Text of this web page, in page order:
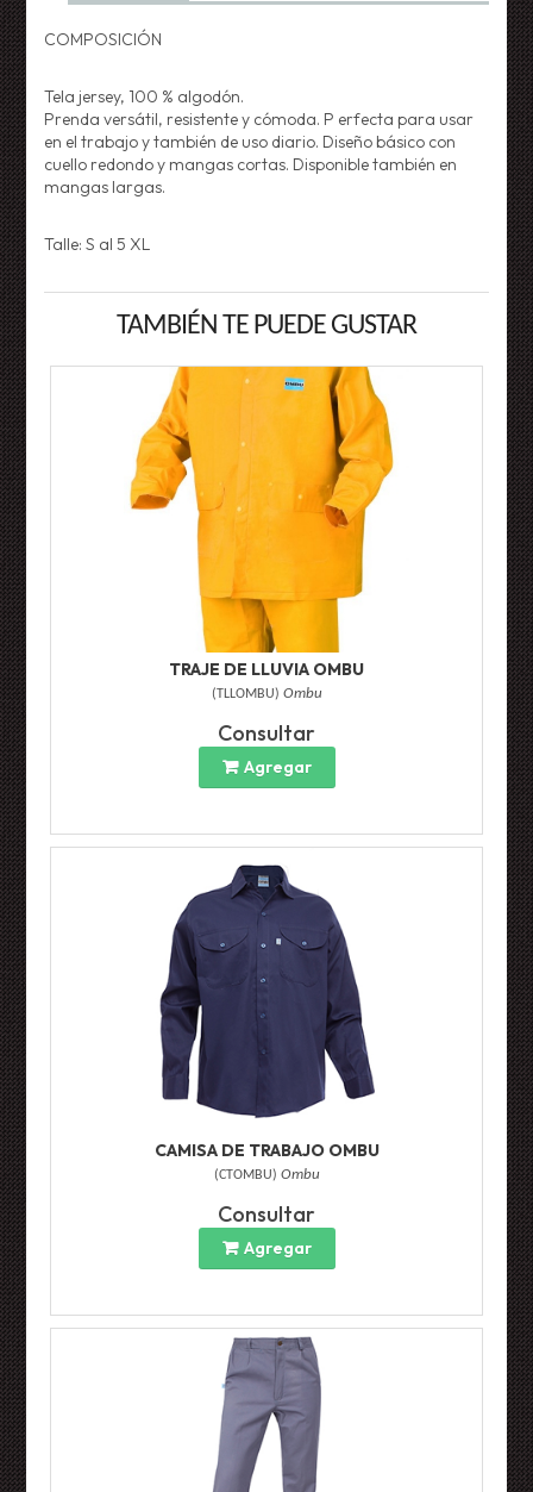
COMPOSICIÓN
Tela jersey, 100 % algodón.
Prenda versátil, resistente y cómoda. P erfecta para usar
en el trabajo y también de uso diario. Diseño básico con
cuello redondo y mangas cortas. Disponible también en
mangas largas.
Talle: S al 5 XL
TAMBIÉN TE PUEDE GUSTAR
TRAJE DE LLUVIA OMBU
(TLLOMBU) Ombu
Consultar
Agregar
CAMISA DE TRABAJO OMBU
(CTOMBU) Ombu
Consultar
Agregar